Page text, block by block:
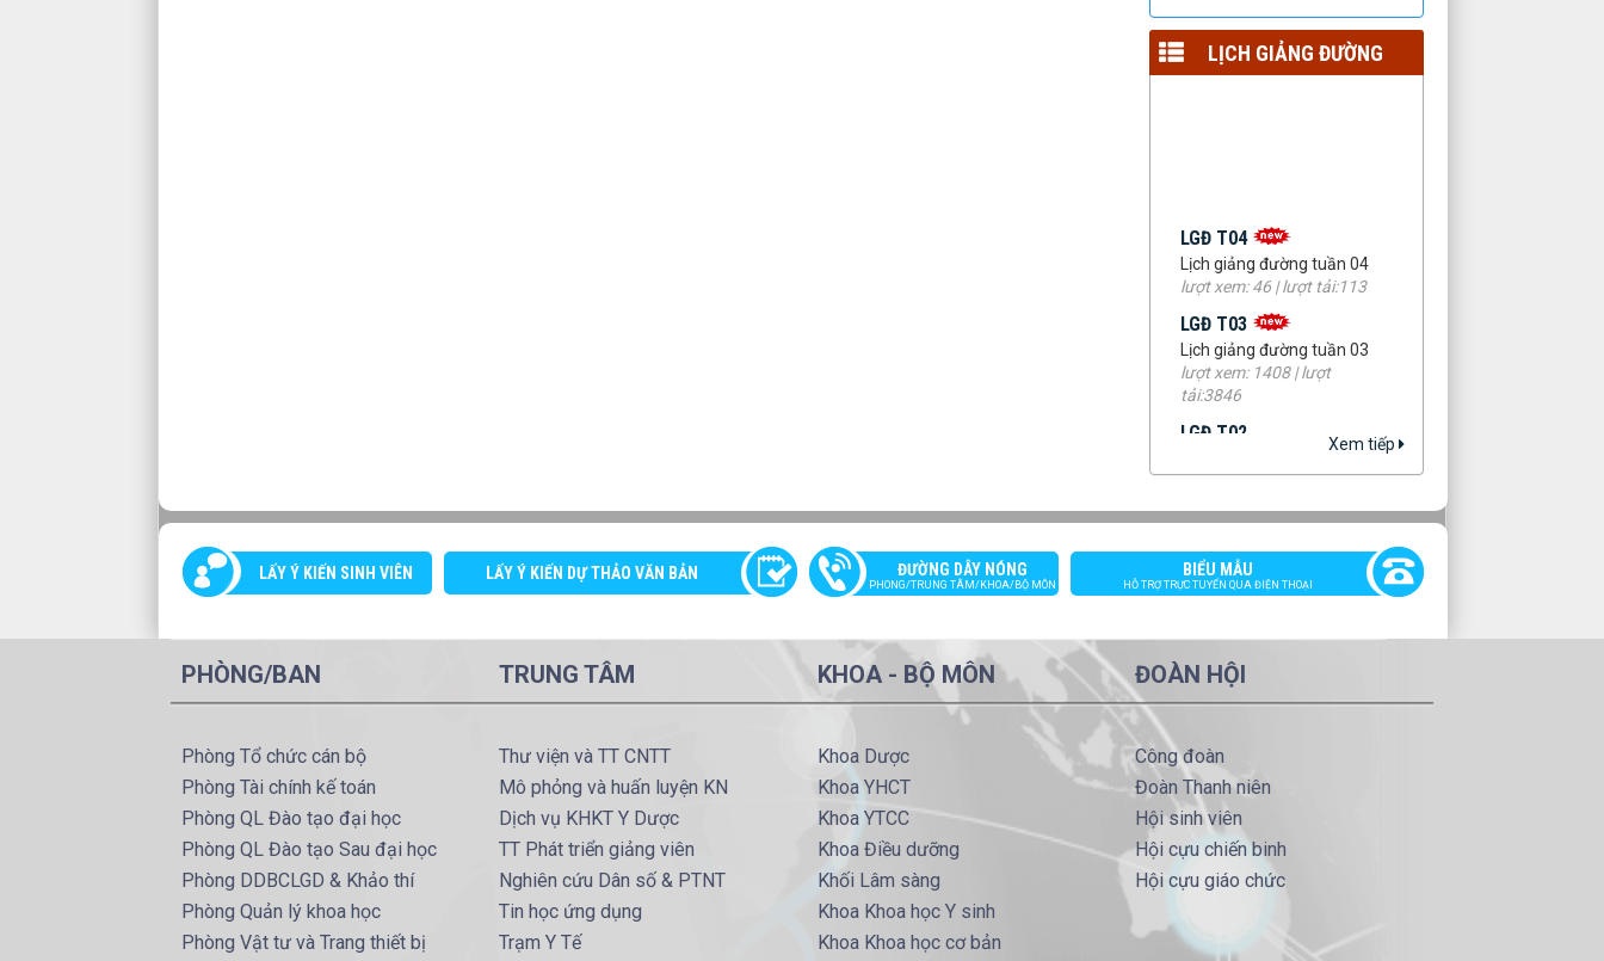
LỊCH GIẢNG ĐƯỜNG
Lịch giảng đường tuần 04
lượt xem: 46 | lượt tải:113
LGĐ T03
Lịch giảng đường tuần 03
lượt xem: 1408 | lượt
tải:3846
LGĐ T02
Lịch giảng đường tuần 02
lượt xem: 1189 | lượt
tải:2569
LGT 01
lượt xem: 1343 | lượt
tải:2730
Lịch giảng đường tuần 48
lượt xem: 607 | lượt tải:849
Xem tiếp
LẤY Ý KIẾN SINH VIÊN LẤY Ý KIẾN DỰ THẢO VĂN BẢN ĐƯỜNG DÂY NÓNG
PHONG/TRUNG TÂM/KHOA/BỘ MÔN
BIỂU MẪU
HỖ TRỢ TRỰC TUYẾN QUA ĐIỆN THOẠI
PHÒNG/BAN
Phòng Tổ chức cán bộ
Phòng Tài chính kế toán
Phòng QL Đào tạo đại học
Phòng QL Đào tạo Sau đại học
Phòng DDBCLGD & Khảo thí
Phòng Quản lý khoa học
Phòng Vật tư và Trang thiết bị
TRUNG TÂM
Thư viện và TT CNTT
Mô phỏng và huấn luyện KN
Dịch vụ KHKT Y Dược
TT Phát triển giảng viên
Nghiên cứu Dân số & PTNT
Tin học ứng dụng
Trạm Y Tế
KHOA - BỘ MÔN
Khoa Dược
Khoa YHCT
Khoa YTCC
Khoa Điều dưỡng
Khối Lâm sàng
Khoa Khoa học Y sinh
Khoa Khoa học cơ bản
ĐOÀN HỘI
Công đoàn
Đoàn Thanh niên
Hội sinh viên
Hội cựu chiến binh
Hội cựu giáo chức